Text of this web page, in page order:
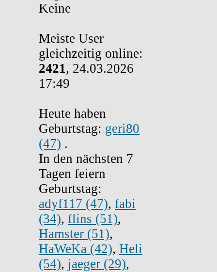
Keine
Meiste User
gleichzeitig online:
2421, 24.03.2026
17:49
Heute haben
Geburtstag: geri80
(47) .
In den nächsten 7
Tagen feiern
Geburtstag:
adyf117 (47), fabi
(34), flins (51),
Hamster (51),
HaWeKa (42), Heli
(54), jaeger (29),